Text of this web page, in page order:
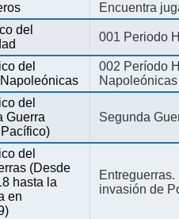
Encuentra
del
001 Periodo
del
002 Período
Napoleónicas
del
Guerra
Segunda
del
(Desde
hasta la
en
invasión de